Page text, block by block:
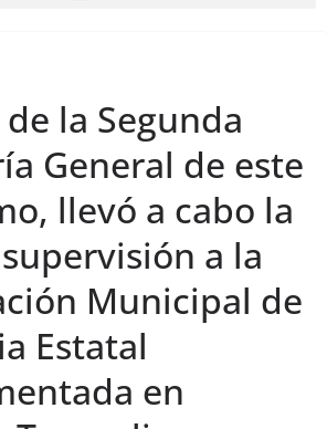
la Segunda
General de este
llevó a cabo la
a la
Municipal de
Estatal
en